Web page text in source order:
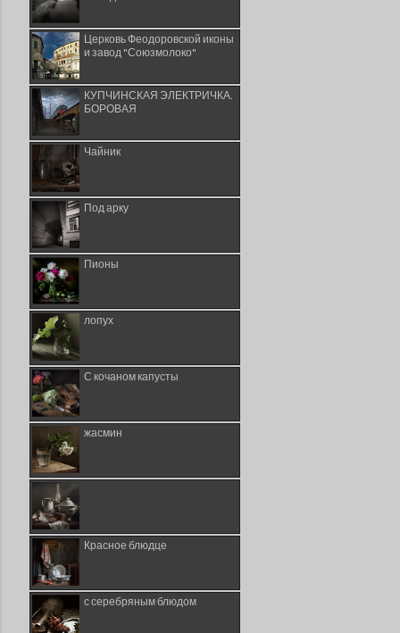
Церковь Феодоровской иконы
и завод "Союзмолоко"
КУПЧИНСКАЯ ЭЛЕКТРИЧКА.
БОРОВАЯ
Чайник
Под арку
Пионы
лопух
С кочаном капусты
жасмин
Красное блюдце
с серебряным блюдом